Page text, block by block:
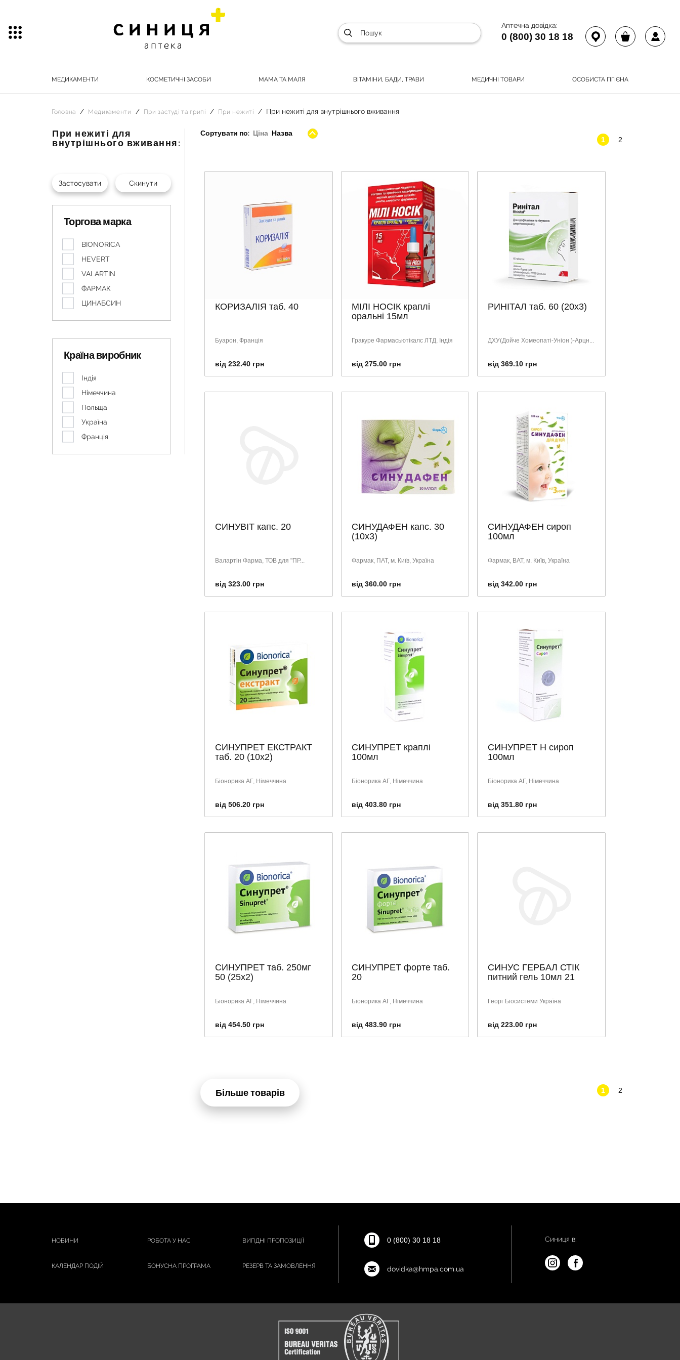
Аптечна довідка:
0 (800) 30 18 18
МЕДИКАМЕНТИ КОСМЕТИЧНІ ЗАСОБИ МАМА ТА МАЛЯ ВІТАМІНИ, БАДИ, ТРАВИ МЕДИЧНІ ТОВАРИ ОСОБИСТА ГІГІЄНА
Головна Медикаменти При застуді та грипі При нежиті При нежиті для внутрішнього вживання
При нежиті для
внутрішнього вживання:
Торгова марка
BIONORICA
HEVERT
VALARTIN
ФАРМАК
ЦИНАБСИН
Країна виробник
Індія
Німеччина
Польща
Україна
Франція
Сортувати по: Ціна Назва
1
2
КОРИЗАЛІЯ таб. 40
Буарон, Франція
від 232.40 грн
МІЛІ НОСІК краплі
оральні 15мл
Гракуре Фармасьютікалс ЛТД, Індія
від 275.00 грн
РИНІТАЛ таб. 60 (20х3)
ДХУ(Дойче Хомеопаті-Уніон )-Арцн...
від 369.10 грн
СИНУВІТ капс. 20
Валартін Фарма, ТОВ для "ПР...
від 323.00 грн
СИНУДАФЕН капс. 30
(10х3)
Фармак, ПАТ, м. Київ, Україна
від 360.00 грн
СИНУДАФЕН сироп
100мл
Фармак, ВАТ, м. Київ, Україна
від 342.00 грн
СИНУПРЕТ ЕКСТРАКТ
таб. 20 (10х2)
Біонорика АГ, Німеччина
від 506.20 грн
СИНУПРЕТ краплі
100мл
Біонорика АГ, Німеччина
від 403.80 грн
СИНУПРЕТ Н сироп
100мл
Біонорика АГ, Німеччина
від 351.80 грн
СИНУПРЕТ таб. 250мг
50 (25х2)
Біонорика АГ, Німеччина
від 454.50 грн
СИНУПРЕТ форте таб.
20
Біонорика АГ, Німеччина
від 483.90 грн
СИНУС ГЕРБАЛ СТІК
питний гель 10мл 21
Георг Біосистеми Україна
від 223.00 грн
Більше товарів 1 2
НОВИНИ РОБОТА У НАС ВИГІДНІ ПРОПОЗИЦІЇ
КАЛЕНДАР ПОДІЙ БОНУСНА ПРОГРАМА РЕЗЕРВ ТА ЗАМОВЛЕННЯ
0 (800) 30 18 18
dovidka@hmpa.com.ua
Синиця в: